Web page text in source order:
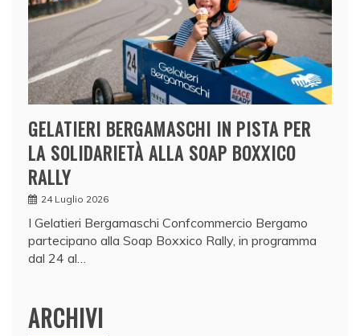
GELATIERI BERGAMASCHI IN PISTA PER
LA SOLIDARIETÀ ALLA SOAP BOXXICO
RALLY
24 Luglio 2026
I Gelatieri Bergamaschi Confcommercio Bergamo
partecipano alla Soap Boxxico Rally, in programma
dal 24 al…
ARCHIVI